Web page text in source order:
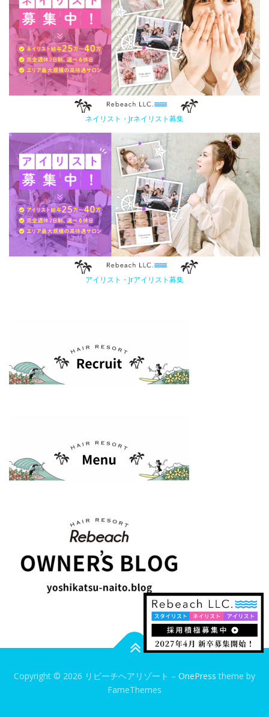
ネイリスト・Jrネイリスト募集
アイリスト・Jrアイリスト募集
Copyright © 2026 リビーチヘアリゾート – OnePress theme by
FameThemes